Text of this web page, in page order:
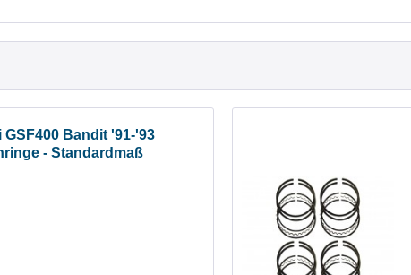
GSF400 Bandit '91-'93
- Standardmaß